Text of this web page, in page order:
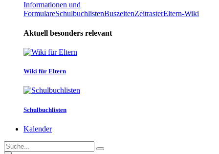
Informationen und
FormulareSchulbuchlistenBuszeitenZeitrasterEltern-Wiki
Aktuell besonders relevant
Wiki für Eltern
Schulbuchlisten
Kalender